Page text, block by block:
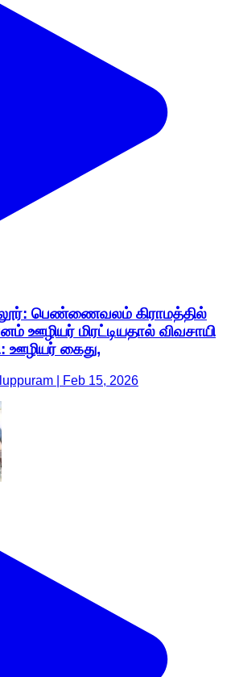
பெண்ணைவலம் கிராமத்தில்
ஊழியர் மிரட்டியதால் விவசாயி
ஊழியர் கைது,
| Feb 15, 2026